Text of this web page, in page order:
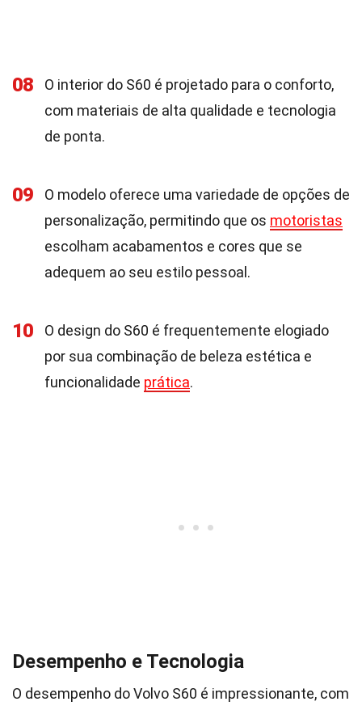
08
O interior do S60 é projetado para o conforto,
com materiais de alta qualidade e tecnologia
de ponta.
09
O modelo oferece uma variedade de opções de
personalização, permitindo que os motoristas
escolham acabamentos e cores que se
adequem ao seu estilo pessoal.
10
O design do S60 é frequentemente elogiado
por sua combinação de beleza estética e
funcionalidade prática.
Desempenho e Tecnologia
O desempenho do Volvo S60 é impressionante, com